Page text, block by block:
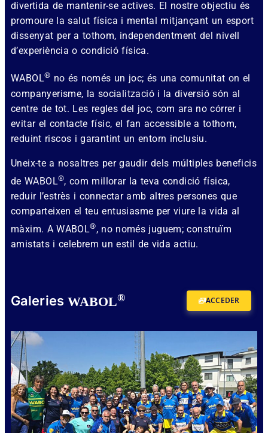
divertida de mantenir-se actives. El nostre objectiu és
promoure la salut física i mental mitjançant un esport
dissenyat per a tothom, independentment del nivell
d’experiència o condició física.
WABOL® no és només un joc; és una comunitat on el
companyerisme, la socialització i la diversió són al
centre de tot. Les regles del joc, com ara no córrer i
evitar el contacte físic, el fan accessible a tothom,
reduint riscos i garantint un entorn inclusiu.
Uneix-te a nosaltres per gaudir dels múltiples beneficis
de WABOL®, com millorar la teva condició física,
reduir l’estrès i connectar amb altres persones que
comparteixen el teu entusiasme per viure la vida al
màxim. A WABOL®, no només juguem; construïm
amistats i celebrem un estil de vida actiu.
Galeries WABOL® ACCEDER